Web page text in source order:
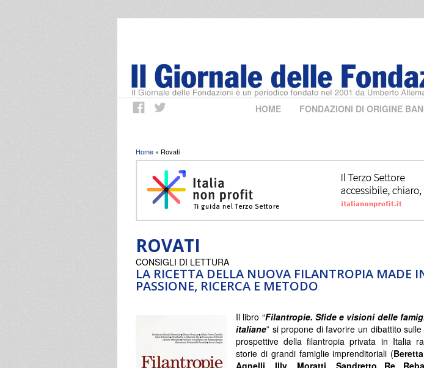
HOME FONDAZIONI DI ORIGINE
Tu sei qui
Home » Rovati
ROVATI
LA RICETTA DELLA NUOVA FILANTROPIA MADE
PASSIONE, RICERCA E METODO
CONSIGLI DI LETTURA
Il libro “Filantropie. Sfide e visioni delle
italiane” si propone di favorire un dibattito
prospettive della filantropia privata in Italia
storie di grandi famiglie imprenditoriali (
Agnelli, Illy, Moratti, Sandretto Re